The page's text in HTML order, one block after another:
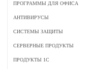
ПРОГРАММЫ ДЛЯ ОФИСА
АНТИВИРУСЫ
СИСТЕМЫ ЗАЩИТЫ
СЕРВЕРНЫЕ ПРОДУКТЫ
ПРОДУКТЫ 1С